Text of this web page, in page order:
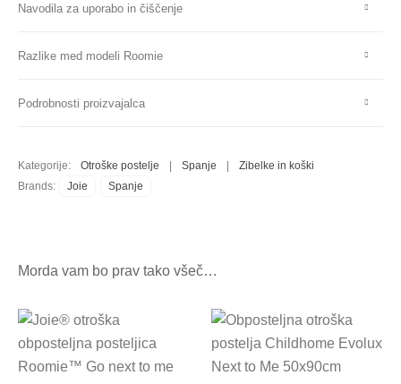
Kategorije: Otroške postelje | Spanje |
Zibelke in koški
Brands:
Joie Spanje
Navodila za uporabo in čiščenje
Razlike med modeli Roomie
Podrobnosti proizvajalca
Morda vam bo prav tako všeč…